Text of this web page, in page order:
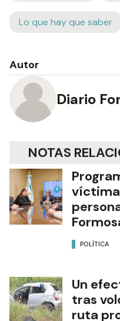
Lo que hay que saber
Autor
Diario
NOTAS
POLÍTICA